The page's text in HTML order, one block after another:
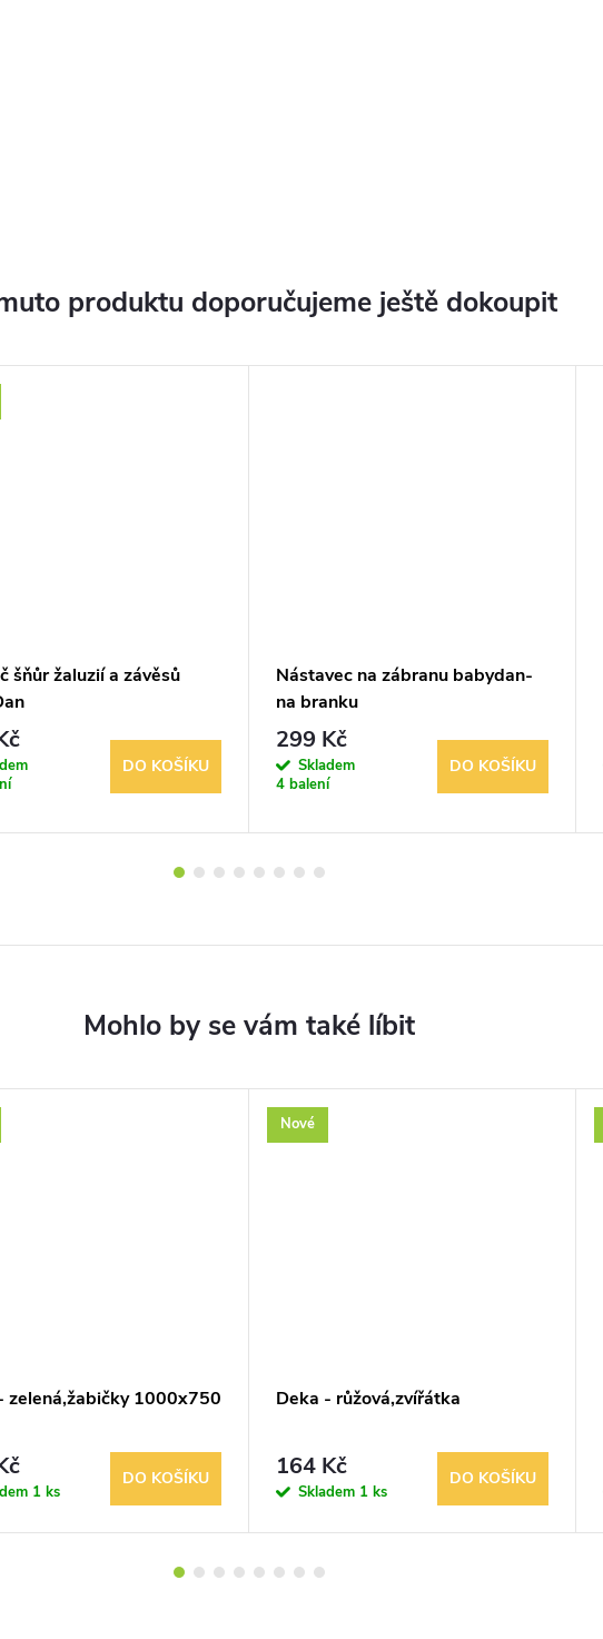
produktu doporučujeme ještě dokoupit
šňůr žaluzií a závěsů
DO KOŠÍKU
Nástavec na zábranu babydan-
na branku
299 Kč
Skladem
4 balení
DO KOŠÍKU
zelená,žabičky 1000x750
1 ks
DO KOŠÍKU
Nové
Deka - růžová,zvířátka
164 Kč
Skladem 1 ks
DO KOŠÍKU